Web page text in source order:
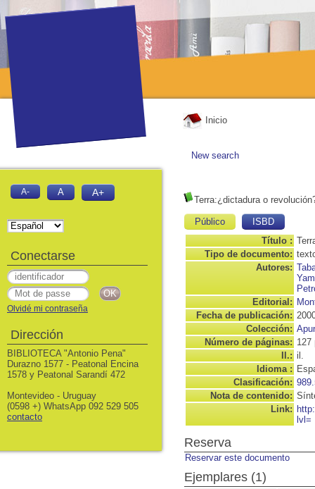
Inicio
New search
Terra:¿dictadura o
Público
ISBD
Título :
Tipo de documento:
Autores:
Editorial:
Fecha de publicación:
Colección:
Número de páginas: 127
Il.: il.
Idioma :
Clasificación:
Nota de contenido:
Link:
lvl=
Reserva
Reservar este documento
Ejemplares (1)
A- A A+
Conectarse
Olvidé mi contraseña
Dirección
BIBLIOTECA "Antonio Pena"
Durazno 1577 - Peatonal Encina
1578 y Peatonal Sarandí 472
Montevideo - Uruguay
(0598 +) WhatsApp 092 529 505
contacto